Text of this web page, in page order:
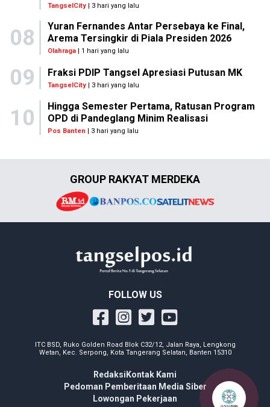
TangselCity| 3 hari yang lalu
08
Yuran Fernandes Antar Persebaya ke Final,
Arema Tersingkir di Piala Presiden 2026
Olahraga| 1 hari yang lalu
09 Fraksi PDIP Tangsel Apresiasi Putusan MK
TangselCity | 3 hari yang lalu
10
Hingga Semester Pertama, Ratusan Program
OPD di Pandeglang Minim Realisasi
Pos Banten | 3 hari yang lalu
GROUP RAKYAT MERDEKA
FOLLOW US
ITC BSD, Ruko Golden Road Blok C32/12, Jalan Raya, Lengkong
Wetan, Kec. Serpong, Kota Tangerang Selatan, Banten 15310
Redaksi Kontak Kami
Pedoman Pemberitaan Media Siber
Lowongan Pekerjaan